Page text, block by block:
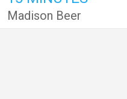
Madison Beer